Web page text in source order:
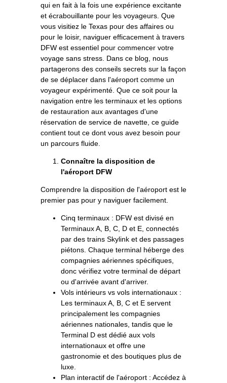
qui en fait à la fois une expérience excitante
et écrabouillante pour les voyageurs. Que
vous visitiez le Texas pour des affaires ou
pour le loisir, naviguer efficacement à travers
DFW est essentiel pour commencer votre
voyage sans stress. Dans ce blog, nous
partagerons des conseils secrets sur la façon
de se déplacer dans l'aéroport comme un
voyageur expérimenté. Que ce soit pour la
navigation entre les terminaux et les options
de restauration aux avantages d'une
réservation de service de navette, ce guide
contient tout ce dont vous avez besoin pour
un parcours fluide.
Connaître la disposition de
l'aéroport DFW
Comprendre la disposition de l'aéroport est le
premier pas pour y naviguer facilement.
Cinq terminaux : DFW est divisé en
Terminaux A, B, C, D et E, connectés
par des trains Skylink et des passages
piétons. Chaque terminal héberge des
compagnies aériennes spécifiques,
donc vérifiez votre terminal de départ
ou d'arrivée avant d'arriver.
Vols intérieurs vs vols internationaux :
Les terminaux A, B, C et E servent
principalement les compagnies
aériennes nationales, tandis que le
Terminal D est dédié aux vols
internationaux et offre une
gastronomie et des boutiques plus de
luxe.
Plan interactif de l'aéroport : Accédez à